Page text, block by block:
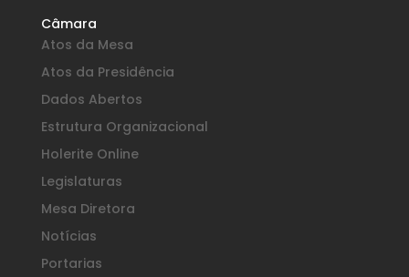
Câmara
Atos da Mesa
Atos da Presidência
Dados Abertos
Estrutura Organizacional
Holerite Online
Legislaturas
Mesa Diretora
Notícias
Portarias